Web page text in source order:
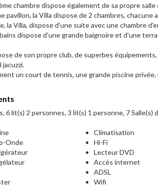
chambre dispose également de sa propre salle
pavillon, la Villa dispose de 2 chambres, chacune
la Villa, dispose d'une suite avec une chambre
dispose d'une grande baignoire et d'une
de son propre club, de superbes
jacuzzi.
un court de tennis, une grande piscine
6 lit(s) 2 personnes, 3 lit(s) 1 personne, 7 Salle(s)
Onde
Climatisation
Hi-Fi
Lecteur DVD
Accès internet
ADSL
Wifi